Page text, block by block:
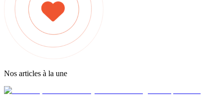
Nos articles à la une